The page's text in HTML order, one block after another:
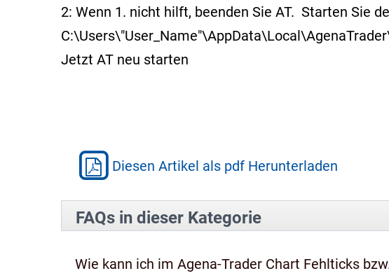
2: Wenn 1. nicht hilft, beenden Sie AT. Starten Sie
Jetzt AT neu starten
Diesen Artikel als pdf Herunterladen
FAQs in dieser Kategorie
Wie kann ich im Agena-Trader Chart Fehlticks